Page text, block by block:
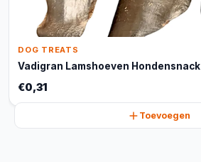
DOG TREATS
Vadigran Lamshoeven Hondensnack
€0,31
Toevoegen